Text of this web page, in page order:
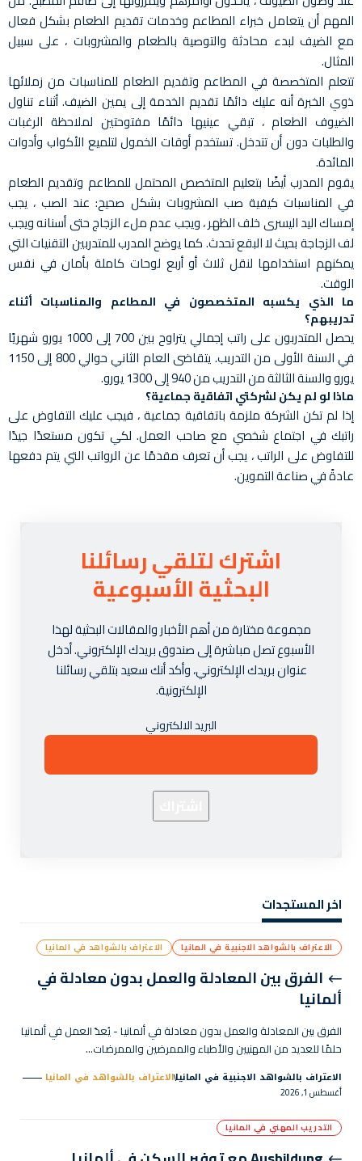
المهم أن يتعامل خبراء المطاعم وخدمات تقديم الطعام بشكل فعال
مع الضيف لبدء محادثة والتوصية بالطعام والمشروبات ، على سبيل
المثال.
تتعلم المتخصصة في المطاعم وتقديم الطعام للمناسبات من زملائها
ذوي الخبرة أنه عليك دائمًا تقديم الخدمة إلى يمين الضيف. أثناء تناول
الضيوف الطعام ، تبقي عينيها دائمًا مفتوحتين لملاحظة الرغبات
والطلبات دون أن تتدخل. تستخدم أوقات الخمول لتلميع الأكواب وأدوات
المائدة.
يقوم المدرب أيضًا بتعليم المتخصص المحتمل للمطاعم وتقديم الطعام
في المناسبات كيفية صب المشروبات بشكل صحيح: عند الصب ، يجب
إمساك اليد اليسرى خلف الظهر ، ويجب عدم ملء الزجاج حتى أسنانه ويجب
لف الزجاجة بحيث لا البقع تحدث. كما يوضح المدرب للمتدربين التقنيات التي
يمكنهم استخدامها لنقل ثلاث أو أربع لوحات كاملة بأمان في نفس
الوقت.
ما الذي يكسبه المتخصصون في المطاعم والمناسبات أثناء
تدريبهم؟
يحصل المتدربون على راتب إجمالي يتراوح بين 700 إلى 1000 يورو شهريًا
في السنة الأولى من التدريب. يتقاضى العام الثاني حوالي 800 إلى 1150
يورو والسنة الثالثة من التدريب من 940 إلى 1300 يورو.
ماذا لو لم يكن لشركتي اتفاقية جماعية؟
إذا لم تكن الشركة ملزمة باتفاقية جماعية ، فيجب عليك التفاوض على
راتبك في اجتماع شخصي مع صاحب العمل. لكي تكون مستعدًا جيدًا
للتفاوض على الراتب ، يجب أن تعرف مقدمًا عن الرواتب التي يتم دفعها
عادةً في صناعة التموين.
اشترك لتلقي رسائلنا
البحثية الأسبوعية
مجموعة مختارة من أهم الأخبار والمقالات البحثية لهذا
الأسبوع تصل مباشرة إلى صندوق بريدك الإلكتروني. أدخل
عنوان بريدك الإلكتروني، وأكد أنك سعيد بتلقي رسائلنا
الإلكترونية.
البريد الالكتروني
اخر المستجدات
الاعتراف بالشواهد الاجنبية في المانيا الاعتراف بالشواهد في المانيا
الفرق بين المعادلة والعمل بدون معادلة في
ألمانيا
الفرق بين المعادلة والعمل بدون معادلة في ألمانيا - يُعدّ العمل في ألمانيا
حلمًا للعديد من المهنيين والأطباء والممرضين والممرضات…
الاعتراف بالشواهد الاجنبية في المانياالاعتراف بالشواهد في المانيا
أغسطس 1, 2026
التدريب المهني في المانيا